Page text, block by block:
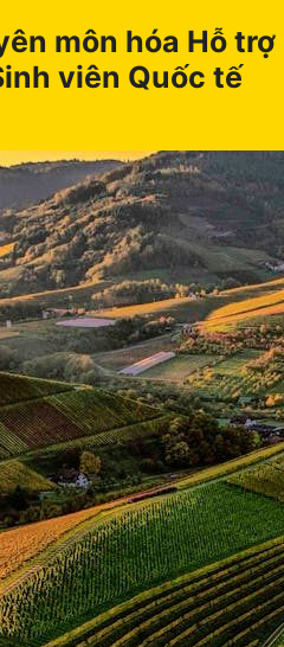
môn hóa Hỗ trợ
viên Quốc tế